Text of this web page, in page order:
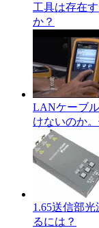
工具は存在
か？
LANケーブ
けないのか
1.65送信部
るには？